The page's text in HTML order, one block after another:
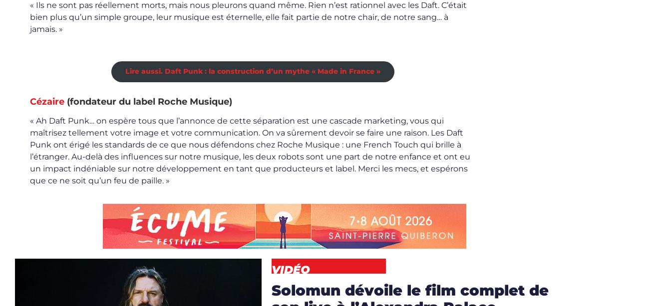
« Ils ne sont pas réellement morts, mais nous pleurons quand même. Rien n’est rationnel avec les Daft. C’était
bien plus qu’un simple groupe, leur musique est éternelle, elle fait partie de notre chair, de notre sang… à
jamais. »
Lire aussi. Daft Punk : la construction d’un mythe « Made in France »
Cézaire (fondateur du label Roche Musique)
« Ah Daft Punk… on espère tous que l’annonce de cette séparation est une cascade marketing, vous qui
maîtrisez tellement votre image et votre communication. On va sûrement devoir se faire une raison. Les Daft
Punk ont érigé les standards de ce que nous défendons chez Roche Musique : une French Touch qui brille à
l’étranger. Au-delà des influences sur notre musique, les deux robots sont une part de notre enfance et ont eu
un impact indéniable sur notre développement en tant que producteurs et label. Merci les mecs, et espérons
que ce ne soit qu’un feu de paille. »
VIDÉO
Solomun dévoile le film complet de